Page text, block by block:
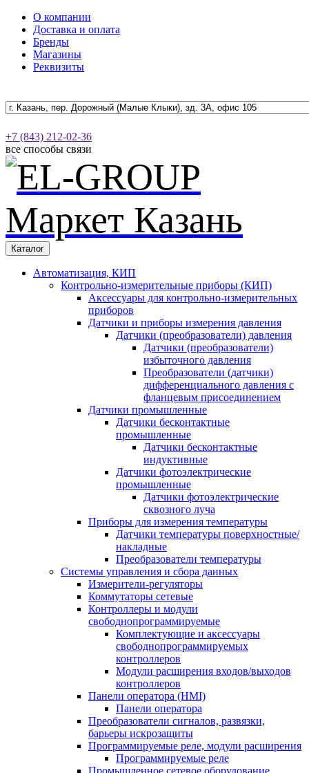
О компании
Доставка и оплата
Бренды
Магазины
Реквизиты
+7 (843) 212-02-36
все способы связи
Каталог
Автоматизация, КИП
Контрольно-измерительные приборы (КИП)
Аксессуары для контрольно-измерительных
приборов
Датчики и приборы измерения давления
Датчики (преобразователи) давления
Датчики (преобразователи)
избыточного давления
Преобразователи (датчики)
дифференциального давления с
фланцевым присоединением
Датчики промышленные
Датчики бесконтактные
промышленные
Датчики бесконтактные
индуктивные
Датчики фотоэлектрические
промышленные
Датчики фотоэлектрические
сквозного луча
Приборы для измерения температуры
Датчики температуры поверхностные/
накладные
Преобразователи температуры
Системы управления и сбора данных
Измерители-регуляторы
Коммутаторы сетевые
Контроллеры и модули
свободнопрограммируемые
Комплектующие и аксессуары
свободнопрограммируемых
контроллеров
Модули расширения входов/выходов
контроллеров
Панели оператора (HMI)
Панели оператора
Преобразователи сигналов, развязки,
барьеры искрозащиты
Программируемые реле, модули расширения
Программируемые реле
Промышленное сетевое оборудование